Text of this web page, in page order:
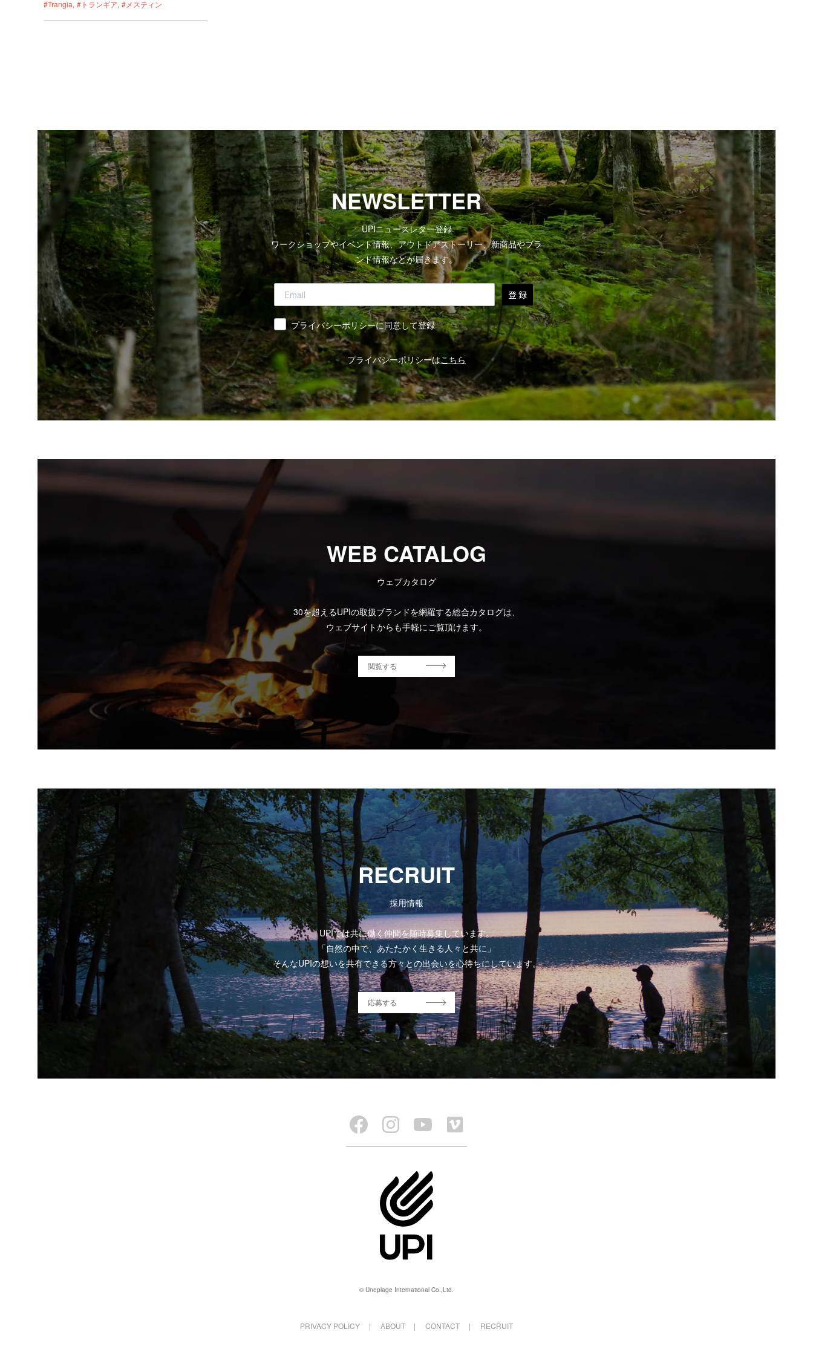
#Trangia #トランギア #メスティン
NEWSLETTER
UPIニュースレター登録
ワークショップやイベント情報、アウトドアストーリー、新商品やブラ
ンド情報などが届きます。
登 録
同意プライバシーポリシーに同意して登録
プライバシーポリシーはこちら
WEB CATALOG
ウェブカタログ
30を超えるUPIの取扱ブランドを網羅する総合カタログは、
ウェブサイトからも手軽にご覧頂けます。
閲覧する
RECRUIT
採用情報
UPIでは共に働く仲間を随時募集しています。
「自然の中で、あたたかく生きる人々と共に」
そんなUPIの想いを共有できる方々との出会いを心待ちにしています。
応募する
© Uneplage International Co.,Ltd.
PRIVACY POLICY ABOUT CONTACT RECRUIT